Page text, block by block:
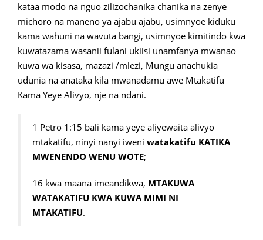
kataa modo na nguo zilizochanika chanika na zenye
michoro na maneno ya ajabu ajabu, usimnyoe kiduku
kama wahuni na wavuta bangi, usimnyoe kimitindo kwa
kuwatazama wasanii fulani ukiisi unamfanya mwanao
kuwa wa kisasa, mazazi /mlezi, Mungu anachukia
udunia na anataka kila mwanadamu awe Mtakatifu
Kama Yeye Alivyo, nje na ndani.
1 Petro 1:15 bali kama yeye aliyewaita alivyo
mtakatifu, ninyi nanyi iweni watakatifu KATIKA
MWENENDO WENU WOTE;
16 kwa maana imeandikwa, MTAKUWA
WATAKATIFU KWA KUWA MIMI NI
MTAKATIFU.